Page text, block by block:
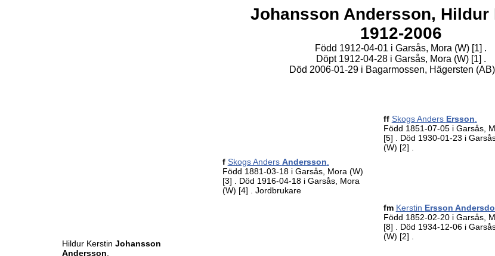
Johansson Andersson, Hildur
1912-2006
Född 1912-04-01 i Garsås, Mora (W) [1] .
Döpt 1912-04-28 i Garsås, Mora (W) [1] .
Död 2006-01-29 i Bagarmossen, Hägersten (AB)
Hildur Kerstin Johansson
Andersson
f Skogs Anders Andersson
Född 1881-03-18 i Garsås, Mora (W)
[3]
. Död 1916-04-18 i Garsås, Mora
(W) [4] . Jordbrukare
ff Skogs Anders Ersson
Född 1851-07-05 i Garsås,
[5]
. Död 1930-01-23 i
(W) [2]
fm Kerstin Ersson
Född 1852-02-20 i Garsås,
[8]
. Död 1934-12-06 i
(W) [2]